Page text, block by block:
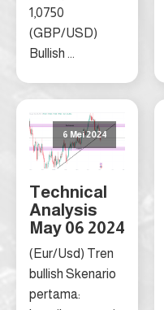
1,0750
(GBP/USD)
Bullish ...
6 Mei 2024
Technical
Analysis
May 06 2024
(Eur/Usd) Tren
bullish Skenario
pertama: